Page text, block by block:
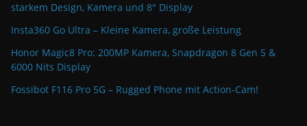
starkem Design, Kamera und 8″ Display
Insta360 Go Ultra – Kleine Kamera, große Leistung
Honor Magic8 Pro: 200MP Kamera, Snapdragon 8 Gen 5 &
6000 Nits Display
Fossibot F116 Pro 5G – Rugged Phone mit Action-Cam!